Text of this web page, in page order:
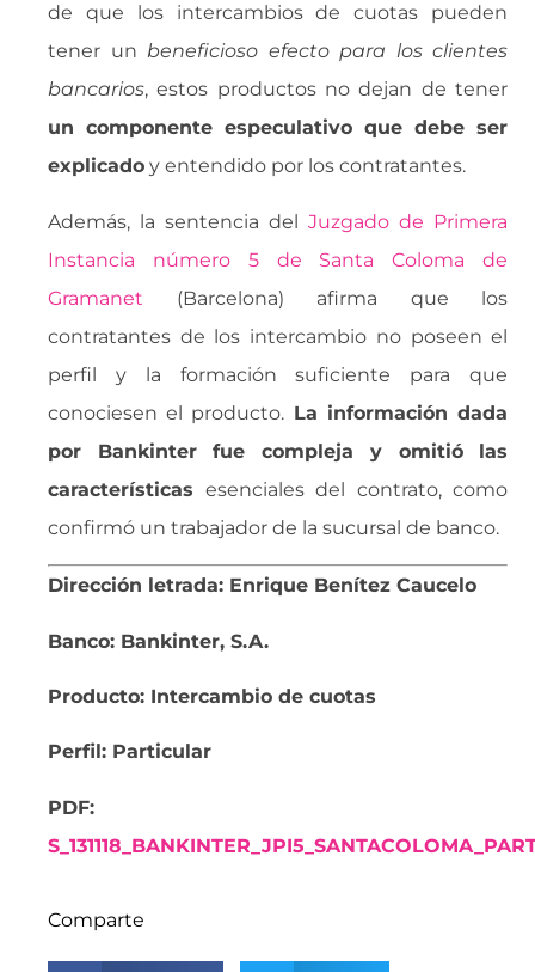
de que los intercambios de cuotas pueden
tener un beneficioso efecto para los clientes
bancarios, estos productos no dejan de tener
un componente especulativo que debe ser
explicado y entendido por los contratantes.
Además, la sentencia delJuzgado de Primera
Instancia número 5 de Santa Coloma de
Gramanet (Barcelona) afirma que los
contratantes de los intercambio no poseen el
perfil y la formación suficiente para que
conociesen el producto. La información dada
por Bankinter fue compleja y omitió las
características esenciales del contrato, como
confirmó un trabajador de la sucursal de banco.
Dirección letrada: Enrique Benítez Caucelo
Banco: Bankinter, S.A.
Producto: Intercambio de cuotas
Perfil: Particular
PDF:
Comparte